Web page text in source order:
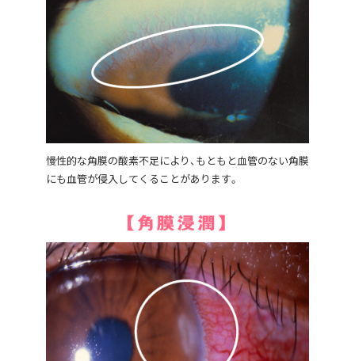
慢性的な角膜の酸素不足により、もともと血管のない角膜
にも血管が侵入してくることがあります。